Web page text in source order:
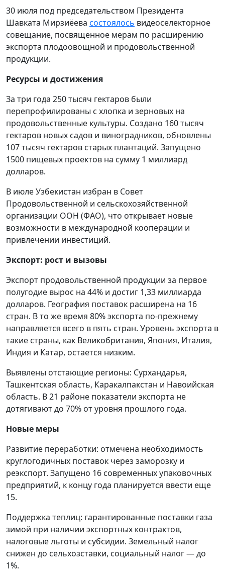
30 июля под председательством Президента
Шавката Мирзиёева состоялось видеоселекторное
совещание, посвященное мерам по расширению
экспорта плодоовощной и продовольственной
продукции.
Ресурсы и достижения
За три года 250 тысяч гектаров были
перепрофилированы с хлопка и зерновых на
продовольственные культуры. Создано 160 тысяч
гектаров новых садов и виноградников, обновлены
107 тысяч гектаров старых плантаций. Запущено
1500 пищевых проектов на сумму 1 миллиард
долларов.
В июле Узбекистан избран в Совет
Продовольственной и сельскохозяйственной
организации ООН (ФАО), что открывает новые
возможности в международной кооперации и
привлечении инвестиций.
Экспорт: рост и вызовы
Экспорт продовольственной продукции за первое
полугодие вырос на 44% и достиг 1,33 миллиарда
долларов. География поставок расширена на 16
стран. В то же время 80% экспорта по-прежнему
направляется всего в пять стран. Уровень экспорта в
такие страны, как Великобритания, Япония, Италия,
Индия и Катар, остается низким.
Выявлены отстающие регионы: Сурхандарья,
Ташкентская область, Каракалпакстан и Навоийская
область. В 21 районе показатели экспорта не
дотягивают до 70% от уровня прошлого года.
Новые меры
Развитие переработки: отмечена необходимость
круглогодичных поставок через заморозку и
реэкспорт. Запущено 16 современных упаковочных
предприятий, к концу года планируется ввести еще
15.
Поддержка теплиц: гарантированные поставки газа
зимой при наличии экспортных контрактов,
налоговые льготы и субсидии. Земельный налог
снижен до сельхозставки, социальный налог — до
1%.